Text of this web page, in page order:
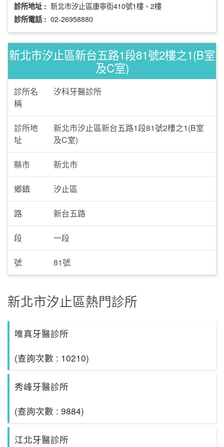
診所地址 : 新北市汐止區康寧街410號1樓、2樓
診所電話 : 02-26958880
新北市汐止區新台五路1段81號2樓之1(B室
及C室)
診所名
稱
汐科牙醫診所
診所地
址
新北市汐止區新台五路1段81號2樓之1(B室
及C室)
縣市 新北市
鄉鎮 汐止區
路 新台五路
段 一段
號 81號
新北市汐止區熱門診所
唯真牙醫診所
(查詢次數 : 10210)
秀峰牙醫診所
(查詢次數 : 9884)
江北牙醫診所